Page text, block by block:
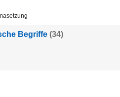
Begriffe (34)